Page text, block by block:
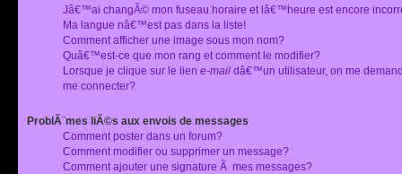
Jâ€™ai changÃ© mon fuseau horaire et lâ€™heure est encore
Ma langue nâ€™est pas dans la liste!
Comment afficher une image sous mon nom?
Quâ€™est-ce que mon rang et comment le modifier?
Lorsque je clique sur le lien e-mail dâ€™un utilisateur, on me
me connecter?
ProblÃ¨mes liÃ©s aux envois de messages
Comment poster dans un forum?
Comment modifier ou supprimer un message?
Comment ajouter une signature Ã mes messages?